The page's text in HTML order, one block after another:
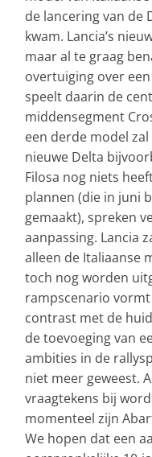
de lancering van de
kwam. Lancia’s
maar al te graag
overtuiging over
speelt daarin de
middensegment
een derde model
nieuwe Delta
Filosa nog niets
plannen (die in juni
gemaakt), spreken
aanpassing. Lancia
alleen de Italiaanse
toch nog worden
rampscenario
contrast met de
de toevoeging van
ambities in de
niet meer geweest.
vraagtekens bij
momenteel zijn
We hopen dat een